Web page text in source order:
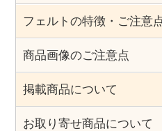
フェルトの特徴・ご注意
商品画像のご注意点
掲載商品について
お取り寄せ商品について